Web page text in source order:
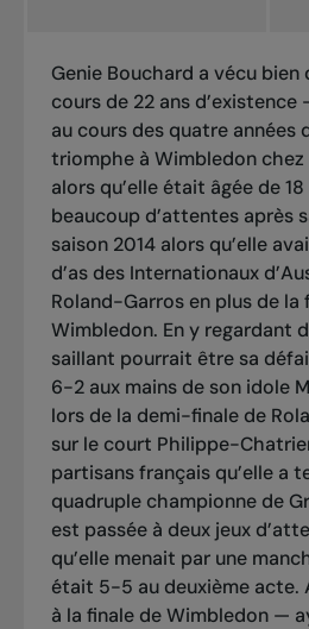
Genie Bouchard a vécu bien
cours de 22 ans
au cours des quatre années
triomphe à Wimbledon chez
alors qu’elle était âgée de
beaucoup d’attentes après
saison 2014 alors qu’elle
d’as des Internationaux
Roland-Garros en plus de la
Wimbledon. En y regardant
saillant pourrait être sa
6-2 aux mains de son idole
lors de la demi-finale de
sur le court Philippe-
partisans français qu’elle a
quadruple championne de
est passée à deux jeux
qu’elle menait par une
était 5-5 au deuxième acte.
à la finale de Wimbledon —